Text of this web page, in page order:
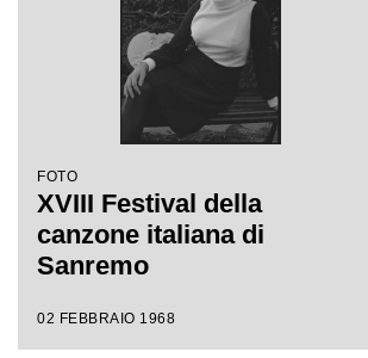
FOTO
XVIII Festival della
canzone italiana di
Sanremo
02 FEBBRAIO 1968